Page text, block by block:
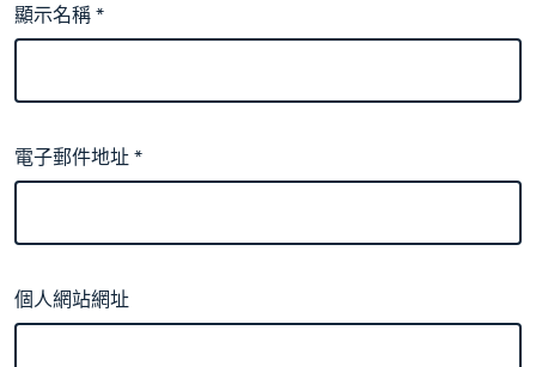
顯示名稱*
電子郵件地址*
個人網站網址